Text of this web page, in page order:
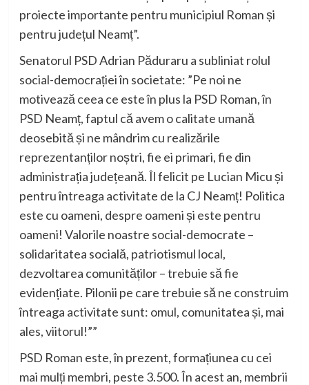
proiecte importante pentru municipiul Roman și
pentru județul Neamț”.
Senatorul PSD Adrian Păduraru a subliniat rolul
social-democrației în societate: ”Pe noi ne
motivează ceea ce este în plus la PSD Roman, în
PSD Neamț, faptul că avem o calitate umană
deosebită și ne mândrim cu realizările
reprezentanților noștri, fie ei primari, fie din
administrația județeană. Îl felicit pe Lucian Micu și
pentru întreaga activitate de la CJ Neamț! Politica
este cu oameni, despre oameni și este pentru
oameni! Valorile noastre social-democrate –
solidaritatea socială, patriotismul local,
dezvoltarea comunităților – trebuie să fie
evidențiate. Pilonii pe care trebuie să ne construim
întreaga activitate sunt: omul, comunitatea și, mai
ales, viitorul!””
PSD Roman este, în prezent, formațiunea cu cei
mai mulți membri, peste 3.500. În acest an, membrii